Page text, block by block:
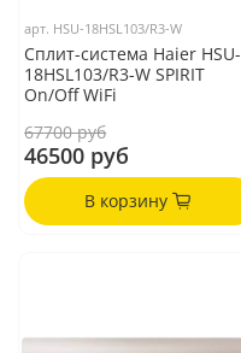
арт. HSU-18HSL103/R3-W
Сплит-система Haier HSU-
18HSL103/R3-W SPIRIT
On/Off WiFi
67700 руб
46500 руб
В корзину